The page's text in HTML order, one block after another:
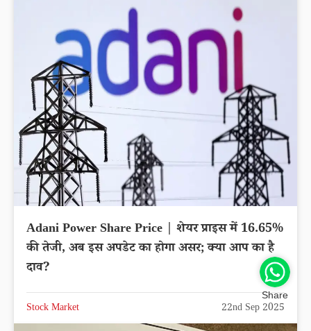
Adani Power Share Price | शेयर प्राइस में 16.65%
की तेजी, अब इस अपडेट का होगा असर; क्या आप का है
दाव?
Stock Market 22nd Sep 2025
Share